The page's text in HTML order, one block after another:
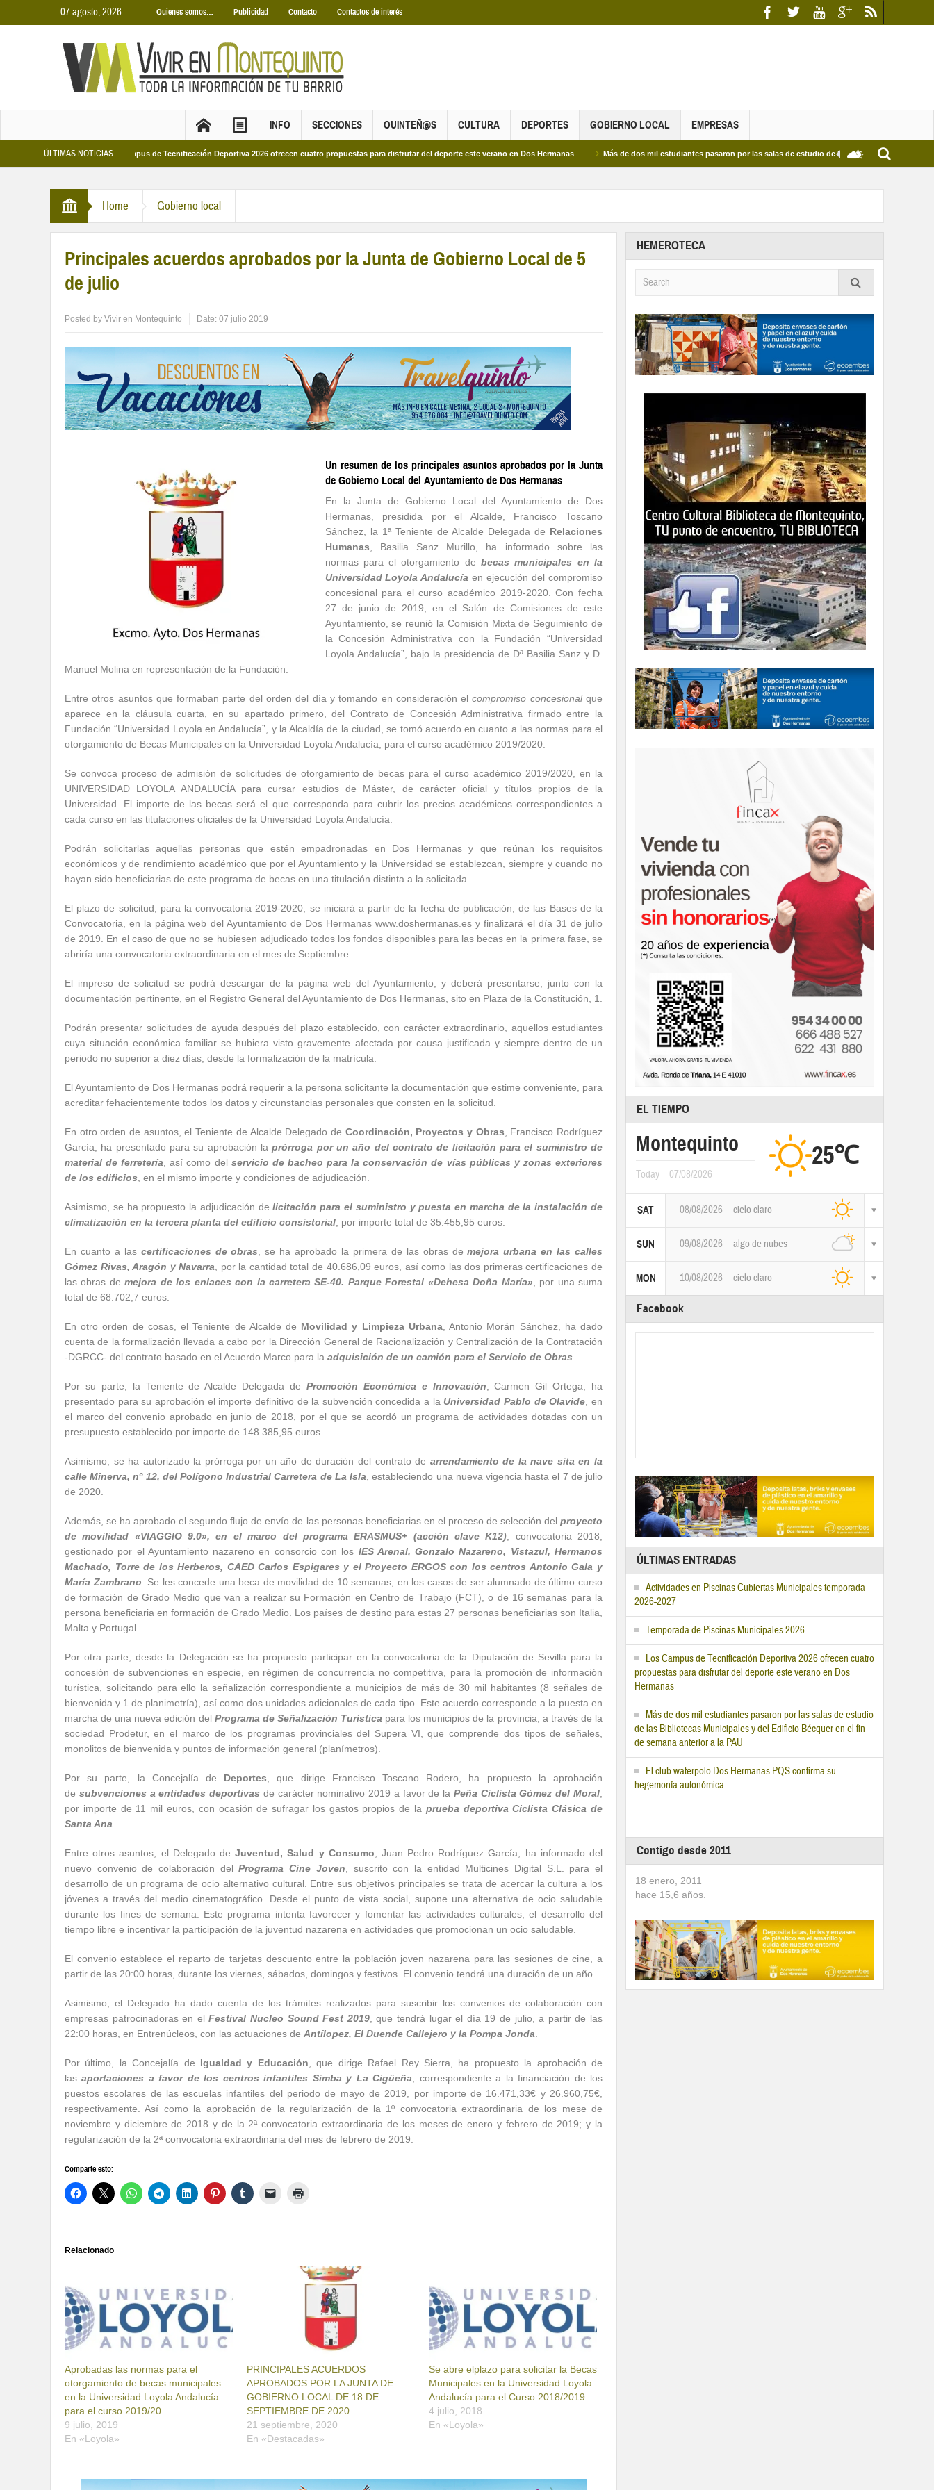
07 agosto, 2026 Quienes somos… Publicidad Contacto Contactos de interés
INFO SECCIONES QUINTEÑ@S CULTURA DEPORTES GOBIERNO LOCAL EMPRESAS
ÚLTIMAS NOTICIAS
Los Campus de Tecnificación Deportiva 2026 ofrecen cuatro propuestas para disfrutar del deporte este verano en Dos Hermanas Más de dos mil estudiantes pasaron por las salas de estudio de las Bibliotecas Municipales y del
Home Gobierno local
Principales acuerdos aprobados por la Junta de Gobierno Local de 5
de julio
Posted by Vivir en Montequinto Date: 07 julio 2019
Un resumen de los principales asuntos aprobados por la Junta
de Gobierno Local del Ayuntamiento de Dos Hermanas
En la Junta de Gobierno Local del Ayuntamiento de Dos
Hermanas, presidida por el Alcalde, Francisco Toscano
Sánchez, la 1ª Teniente de Alcalde Delegada de Relaciones
Humanas , Basilia Sanz Murillo, ha informado sobre las
normas para el otorgamiento debecas municipales en la
Universidad Loyola Andalucía en ejecución del compromiso
concesional para el curso académico 2019-2020. Con fecha
27 de junio de 2019, en el Salón de Comisiones de este
Ayuntamiento, se reunió la Comisión Mixta de Seguimiento de
la Concesión Administrativa con la Fundación “Universidad
Loyola Andalucía”, bajo la presidencia de Dª Basilia Sanz y D.
Manuel Molina en representación de la Fundación.
Entre otros asuntos que formaban parte del orden del día y tomando en consideración elcompromiso concesionalque
aparece en la cláusula cuarta, en su apartado primero, del Contrato de Concesión Administrativa firmado entre la
Fundación “Universidad Loyola en Andalucía”, y la Alcaldía de la ciudad, se tomó acuerdo en cuanto a las normas para el
otorgamiento de Becas Municipales en la Universidad Loyola Andalucía, para el curso académico 2019/2020.
Se convoca proceso de admisión de solicitudes de otorgamiento de becas para el curso académico 2019/2020, en la
UNIVERSIDAD LOYOLA ANDALUCÍA para cursar estudios de Máster, de carácter oficial y títulos propios de la
Universidad. El importe de las becas será el que corresponda para cubrir los precios académicos correspondientes a
cada curso en las titulaciones oficiales de la Universidad Loyola Andalucía.
Podrán solicitarlas aquellas personas que estén empadronadas en Dos Hermanas y que reúnan los requisitos
económicos y de rendimiento académico que por el Ayuntamiento y la Universidad se establezcan, siempre y cuando no
hayan sido beneficiarias de este programa de becas en una titulación distinta a la solicitada.
El plazo de solicitud, para la convocatoria 2019-2020, se iniciará a partir de la fecha de publicación, de las Bases de la
Convocatoria, en la página web del Ayuntamiento de Dos Hermanas www.doshermanas.es y finalizará el día 31 de julio
de 2019. En el caso de que no se hubiesen adjudicado todos los fondos disponibles para las becas en la primera fase, se
abriría una convocatoria extraordinaria en el mes de Septiembre.
El impreso de solicitud se podrá descargar de la página web del Ayuntamiento, y deberá presentarse, junto con la
documentación pertinente, en el Registro General del Ayuntamiento de Dos Hermanas, sito en Plaza de la Constitución, 1.
Podrán presentar solicitudes de ayuda después del plazo establecido, con carácter extraordinario, aquellos estudiantes
cuya situación económica familiar se hubiera visto gravemente afectada por causa justificada y siempre dentro de un
periodo no superior a diez días, desde la formalización de la matrícula.
El Ayuntamiento de Dos Hermanas podrá requerir a la persona solicitante la documentación que estime conveniente, para
acreditar fehacientemente todos los datos y circunstancias personales que consten en la solicitud.
En otro orden de asuntos, el Teniente de Alcalde Delegado de Coordinación, Proyectos y Obras , Francisco Rodríguez
García, ha presentado para su aprobación laprórroga por un año del contrato de licitación para el suministro de
material de ferretería , así como del servicio de bacheo para la conservación de vías públicas y zonas exteriores
de los edificios , en el mismo importe y condiciones de adjudicación.
Asimismo, se ha propuesto la adjudicación delicitación para el suministro y puesta en marcha de la instalación de
climatización en la tercera planta del edificio consistorial , por importe total de 35.455,95 euros.
En cuanto a las certificaciones de obras , se ha aprobado la primera de las obras de mejora urbana en las calles
Gómez Rivas, Aragón y Navarra , por la cantidad total de 40.686,09 euros, así como las dos primeras certificaciones de
las obras de mejora de los enlaces con la carretera SE-40. Parque Forestal «Dehesa Doña María», por una suma
total de 68.702,7 euros.
En otro orden de cosas, el Teniente de Alcalde de Movilidad y Limpieza Urbana, Antonio Morán Sánchez, ha dado
cuenta de la formalización llevada a cabo por la Dirección General de Racionalización y Centralización de la Contratación
-DGRCC- del contrato basado en el Acuerdo Marco para la adquisición de un camión para el Servicio de Obras
Por su parte, la Teniente de Alcalde Delegada de Promoción Económica e Innovación , Carmen Gil Ortega, ha
presentado para su aprobación el importe definitivo de la subvención concedida a la Universidad Pablo de Olavide , en
el marco del convenio aprobado en junio de 2018, por el que se acordó un programa de actividades dotadas con un
presupuesto establecido por importe de 148.385,95 euros.
Asimismo, se ha autorizado la prórroga por un año de duración del contrato de arrendamiento de la nave sita en la
calle Minerva, nº 12, del Polígono Industrial Carretera de La Isla , estableciendo una nueva vigencia hasta el 7 de julio
de 2020.
Además, se ha aprobado el segundo flujo de envío de las personas beneficiarias en el proceso de selección del proyecto
de movilidad «VIAGGIO 9.0», en el marco del programa ERASMUS+ (acción clave K12) , convocatoria 2018,
gestionado por el Ayuntamiento nazareno en consorcio con los IES Arenal, Gonzalo Nazareno, Vistazul, Hermanos
Machado, Torre de los Herberos, CAED Carlos Espigares y el Proyecto ERGOS con los centros Antonio Gala y
María Zambrano . Se les concede una beca de movilidad de 10 semanas, en los casos de ser alumnado de último curso
de formación de Grado Medio que van a realizar su Formación en Centro de Trabajo (FCT), o de 16 semanas para la
persona beneficiaria en formación de Grado Medio. Los países de destino para estas 27 personas beneficiarias son Italia,
Malta y Portugal.
Por otra parte, desde la Delegación se ha propuesto participar en la convocatoria de la Diputación de Sevilla para la
concesión de subvenciones en especie, en régimen de concurrencia no competitiva, para la promoción de información
turística, solicitando para ello la señalización correspondiente a municipios de más de 30 mil habitantes (8 señales de
bienvenida y 1 de planimetría), así como dos unidades adicionales de cada tipo. Este acuerdo corresponde a la puesta en
marcha de una nueva edición del Programa de Señalización Turística para los municipios de la provincia, a través de la
sociedad Prodetur, en el marco de los programas provinciales del Supera VI, que comprende dos tipos de señales,
monolitos de bienvenida y puntos de información general (planímetros).
Por su parte, la Concejalía de Deportes , que dirige Francisco Toscano Rodero, ha propuesto la aprobación
de subvenciones a entidades deportivas de carácter nominativo 2019 a favor de la Peña Ciclista Gómez del Moral
por importe de 11 mil euros, con ocasión de sufragar los gastos propios de la prueba deportiva Ciclista Clásica de
Santa Ana
Entre otros asuntos, el Delegado deJuventud, Salud y Consumo , Juan Pedro Rodríguez García, ha informado del
nuevo convenio de colaboración del Programa Cine Joven , suscrito con la entidad Multicines Digital S.L. para el
desarrollo de un programa de ocio alternativo cultural. Entre sus objetivos principales se trata de acercar la cultura a los
jóvenes a través del medio cinematográfico. Desde el punto de vista social, supone una alternativa de ocio saludable
durante los fines de semana. Este programa intenta favorecer y fomentar las actividades culturales, el desarrollo del
tiempo libre e incentivar la participación de la juventud nazarena en actividades que promocionan un ocio saludable.
El convenio establece el reparto de tarjetas descuento entre la población joven nazarena para las sesiones de cine, a
partir de las 20:00 horas, durante los viernes, sábados, domingos y festivos. El convenio tendrá una duración de un año.
Asimismo, el Delegado ha dado cuenta de los trámites realizados para suscribir los convenios de colaboración con
empresas patrocinadoras en elFestival Nucleo Sound Fest 2019, que tendrá lugar el día 19 de julio, a partir de las
22:00 horas, en Entrenúcleos, con las actuaciones de Antílopez, El Duende Callejero y la Pompa Jonda
Por último, la Concejalía de Igualdad y Educación , que dirige Rafael Rey Sierra, ha propuesto la aprobación de
lasaportaciones a favor de los centros infantiles Simba y La Cigüeña , correspondiente a la financiación de los
puestos escolares de las escuelas infantiles del periodo de mayo de 2019, por importe de 16.471,33€ y 26.960,75€,
respectivamente. Así como la aprobación de la regularización de la 1º convocatoria extraordinaria de los mese de
noviembre y diciembre de 2018 y de la 2ª convocatoria extraordinaria de los meses de enero y febrero de 2019; y la
regularización de la 2ª convocatoria extraordinaria del mes de febrero de 2019.
Comparte esto:
Relacionado
Aprobadas las normas para el
otorgamiento de becas municipales
en la Universidad Loyola Andalucía
para el curso 2019/20
9 julio, 2019
En «Loyola»
PRINCIPALES ACUERDOS
APROBADOS POR LA JUNTA DE
GOBIERNO LOCAL DE 18 DE
SEPTIEMBRE DE 2020
21 septiembre, 2020
En «Destacadas»
Se abre elplazo para solicitar la Becas
Municipales en la Universidad Loyola
Andalucía para el Curso 2018/2019
4 julio, 2018
En «Loyola»
HEMEROTECA
EL TIEMPO
Montequinto
Today 07/08/2026
25℃
SAT 08/08/2026 cielo claro
SUN 09/08/2026 algo de nubes
MON 10/08/2026 cielo claro
Facebook
ÚLTIMAS ENTRADAS
Actividades en Piscinas Cubiertas Municipales temporada
2026-2027
Temporada de Piscinas Municipales 2026
Los Campus de Tecnificación Deportiva 2026 ofrecen cuatro
propuestas para disfrutar del deporte este verano en Dos
Hermanas
Más de dos mil estudiantes pasaron por las salas de estudio
de las Bibliotecas Municipales y del Edificio Bécquer en el fin
de semana anterior a la PAU
El club waterpolo Dos Hermanas PQS confirma su
hegemonía autonómica
Contigo desde 2011
18 enero, 2011
hace 15,6 años.